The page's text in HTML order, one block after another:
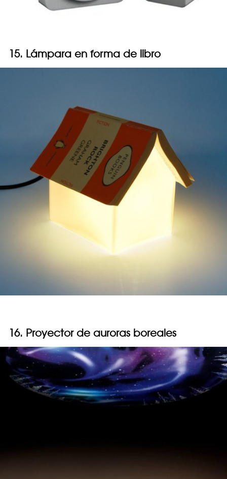
15. Lámpara en forma de libro
16. Proyector de auroras boreales